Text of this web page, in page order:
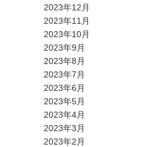
2023年12月
2023年11月
2023年10月
2023年9月
2023年8月
2023年7月
2023年6月
2023年5月
2023年4月
2023年3月
2023年2月